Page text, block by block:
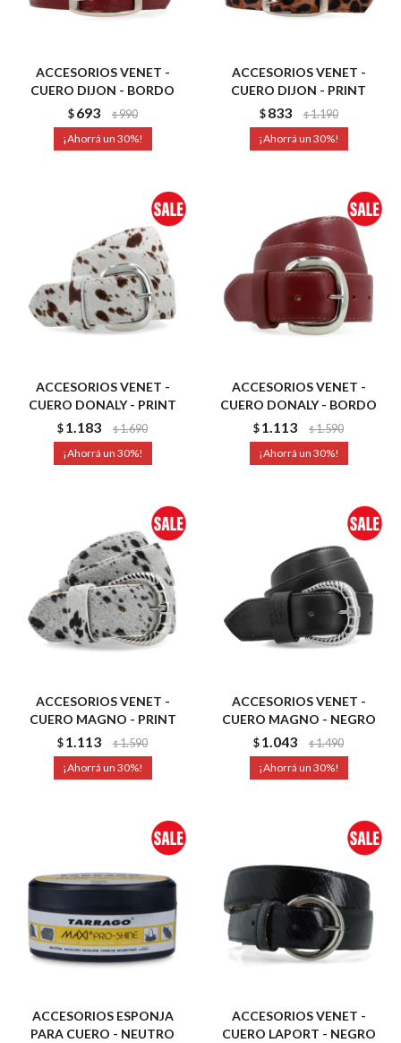
ACCESORIOS VENET -
CUERO DIJON - BORDO
$ 693 $990
30
ACCESORIOS VENET -
CUERO DIJON - PRINT
$ 833 $1.190
30
ACCESORIOS VENET -
CUERO DONALY - PRINT
$1.183 $1.690
30
ACCESORIOS VENET -
CUERO DONALY - BORDO
$1.113 $1.590
30
ACCESORIOS VENET -
CUERO MAGNO - PRINT
$1.113 $1.590
30
ACCESORIOS VENET -
CUERO MAGNO - NEGRO
$1.043 $1.490
30
ACCESORIOS ESPONJA
PARA CUERO - NEUTRO
ACCESORIOS VENET -
CUERO LAPORT - NEGRO